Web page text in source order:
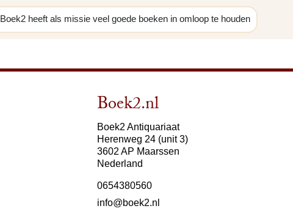
Boek2 heeft als missie veel goede boeken in omloop te houden
Boek2.nl
Boek2 Antiquariaat
Herenweg 24 (unit 3)
3602 AP Maarssen
Nederland
0654380560
info@boek2.nl